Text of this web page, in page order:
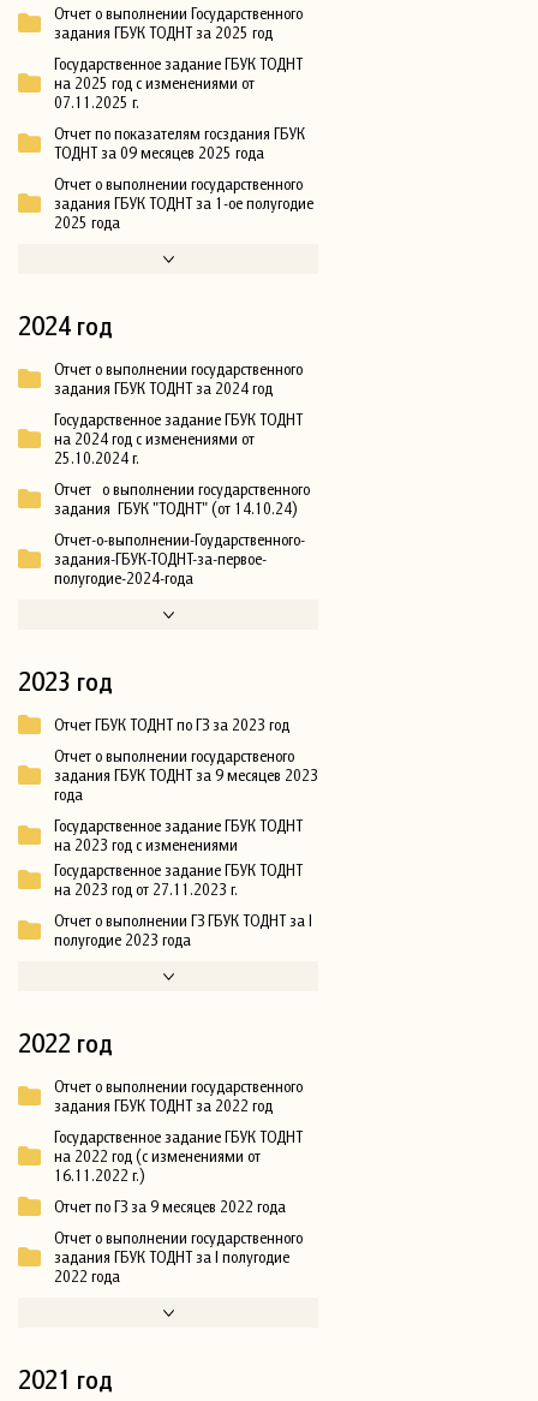
Отчет о выполнении Государственного
задания ГБУК ТОДНТ за 2025 год
Государственное задание ГБУК ТОДНТ
на 2025 год с изменениями от
07.11.2025 г.
Отчет по показателям госздания ГБУК
ТОДНТ за 09 месяцев 2025 года
Отчет о выполнении государственного
задания ГБУК ТОДНТ за 1-ое полугодие
2025 года
2024 год
Отчет о выполнении государственного
задания ГБУК ТОДНТ за 2024 год
Государственное задание ГБУК ТОДНТ
на 2024 год с изменениями от
25.10.2024 г.
Отчет о выполнении государственного
задания ГБУК "ТОДНТ" (от 14.10.24)
Отчет-о-выполнении-Гоударственного-
задания-ГБУК-ТОДНТ-за-первое-
полугодие-2024-года
2023 год
Отчет ГБУК ТОДНТ по ГЗ за 2023 год
Отчет о выполнении государственого
задания ГБУК ТОДНТ за 9 месяцев 2023
года
Государственное задание ГБУК ТОДНТ
на 2023 год с изменениями
Государственное задание ГБУК ТОДНТ
на 2023 год от 27.11.2023 г.
Отчет о выполнении ГЗ ГБУК ТОДНТ за I
полугодие 2023 года
2022 год
Отчет о выполнении государственного
задания ГБУК ТОДНТ за 2022 год
Государственное задание ГБУК ТОДНТ
на 2022 год (с изменениями от
16.11.2022 г.)
Отчет по ГЗ за 9 месяцев 2022 года
Отчет о выполнении государственного
задания ГБУК ТОДНТ за I полугодие
2022 года
2021 год